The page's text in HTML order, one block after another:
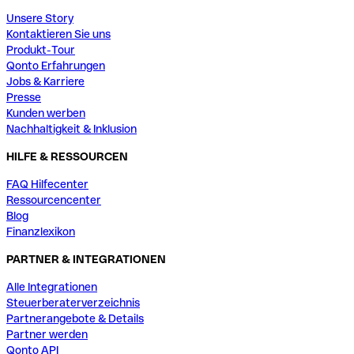
Unsere Story
Kontaktieren Sie uns
Produkt-Tour
Qonto Erfahrungen
Jobs & Karriere
Presse
Kunden werben
Nachhaltigkeit & Inklusion
HILFE & RESSOURCEN
FAQ Hilfecenter
Ressourcencenter
Blog
Finanzlexikon
PARTNER & INTEGRATIONEN
Alle Integrationen
Steuerberaterverzeichnis
Partnerangebote & Details
Partner werden
Qonto API